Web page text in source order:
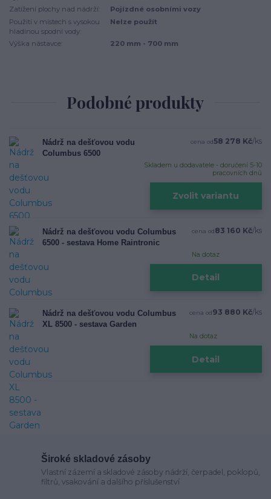
Zatížení plochy nad nádrží:
Pojízdné osobními vozy
Použití v místech s vysokou
hladinou spodní vody:
Nelze použít
Výška nástavce: 220 mm - 700 mm
Podobné produkty
Nádrž na dešťovou vodu
Columbus 6500
cena od58 278 Kč/ks
Skladem u dodavatele - doručení 5-10
pracovních dnů
Zvolit variantu
Nádrž na dešťovou vodu Columbus
6500 - sestava Home Raintronic
cena od83 160 Kč/ks
Na dotaz
Detail
Nádrž na dešťovou vodu Columbus
XL 8500 - sestava Garden
cena od93 880 Kč/ks
Na dotaz
Detail
Široké skladové zásoby
Vlastní zázemí a skladové zásoby nádrží, čerpadel, poklopů,
filtrů, vsakování a dalšího příslušenství